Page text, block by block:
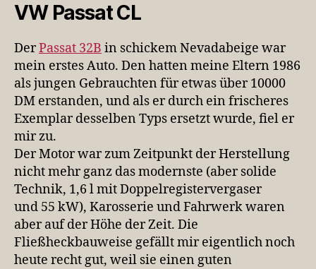
VW Passat CL
DerPassat 32B in schickem Nevadabeige war
mein erstes Auto. Den hatten meine Eltern 1986
als jungen Gebrauchten für etwas über 10000
DM erstanden, und als er durch ein frischeres
Exemplar desselben Typs ersetzt wurde, fiel er
mir zu.
Der Motor war zum Zeitpunkt der Herstellung
nicht mehr ganz das modernste (aber solide
Technik, 1,6 l mit Doppelregistervergaser
und 55 kW), Karosserie und Fahrwerk waren
aber auf der Höhe der Zeit. Die
Fließheckbauweise gefällt mir eigentlich noch
heute recht gut, weil sie einen guten